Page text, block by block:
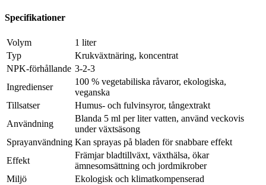
Specifikationer
Volym
1 liter
Typ
Krukväxtnäring, koncentrat
NPK-förhållande 3-2-3
Ingredienser
100 % vegetabiliska råvaror, ekologiska,
veganska
Tillsatser
Humus- och fulvinsyror, tångextrakt
Användning
Blanda 5 ml per liter vatten, använd veckovis
under växtsäsong
Sprayanvändning Kan sprayas på bladen för snabbare effekt
Effekt
Främjar bladtillväxt, växthälsa, ökar
ämnesomsättning och jordmikrober
Miljö
Ekologisk och klimatkompenserad